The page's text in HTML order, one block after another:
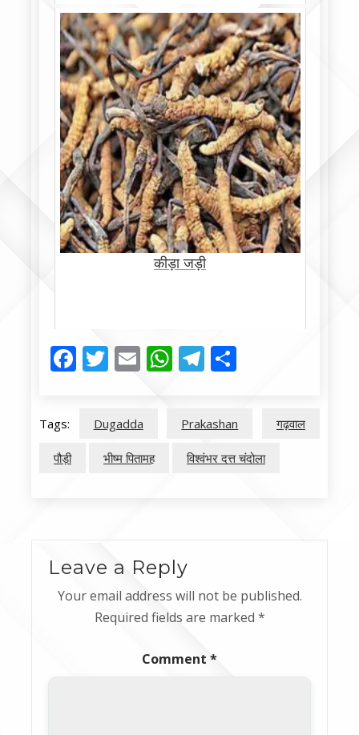
कीड़ा जड़ी
Facebook
Twitter
EmailWhatsApp
Telegram
Tags: Dugadda Prakashan गढ़वाल
पौड़ी भीष्म पितामह विश्वंभर दत्त चंदोला
Leave a Reply
Your email address will not be published.
Required fields are marked *
Comment *